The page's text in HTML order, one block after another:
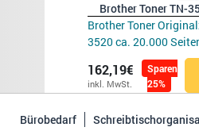
Brother Toner TN-
Brother Toner
3520 ca. 20.000
162,19€
inkl. MwSt.
Sparen
25%
Bürobedarf